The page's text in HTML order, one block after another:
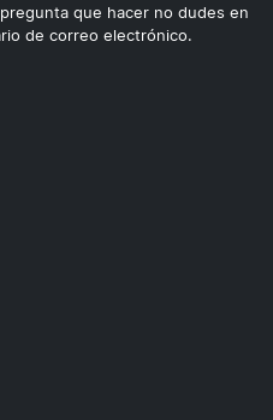
que hacer no dudes en
de correo electrónico.